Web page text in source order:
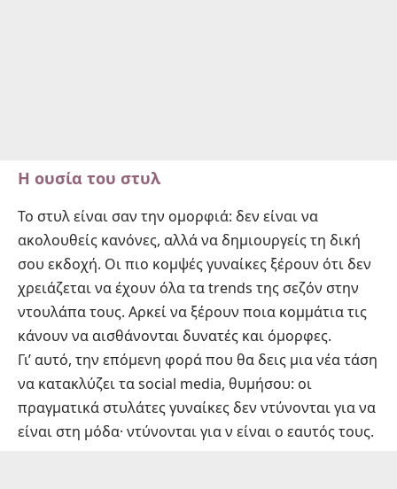
Η ουσία του στυλ
Το στυλ είναι σαν την ομορφιά: δεν είναι να
ακολουθείς κανόνες, αλλά να δημιουργείς τη δική
σου εκδοχή. Οι πιο κομψές γυναίκες ξέρουν ότι δεν
χρειάζεται να έχουν όλα τα trends της σεζόν στην
ντουλάπα τους. Αρκεί να ξέρουν ποια κομμάτια τις
κάνουν να αισθάνονται δυνατές και όμορφες.
Γι’ αυτό, την επόμενη φορά που θα δεις μια νέα τάση
να κατακλύζει τα social media, θυμήσου: οι
πραγματικά στυλάτες γυναίκες δεν ντύνονται για να
είναι στη μόδα· ντύνονται για ν είναι ο εαυτός τους.